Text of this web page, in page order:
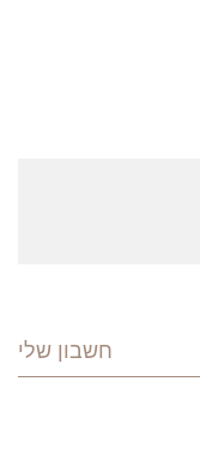
חשבון שלי